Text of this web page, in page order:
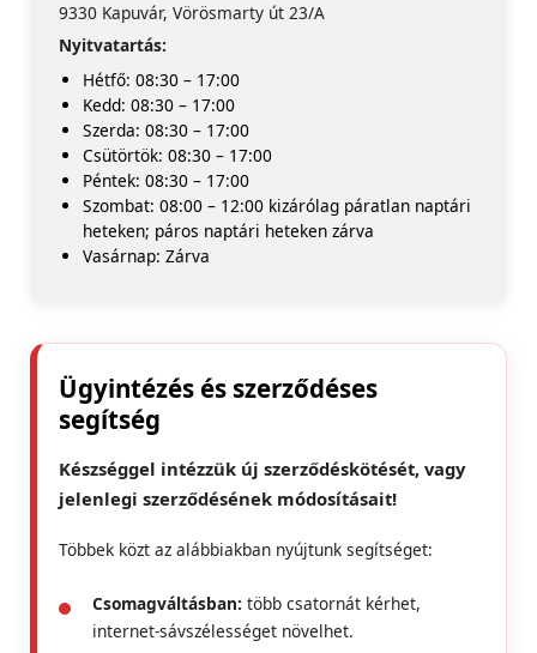
9330 Kapuvár, Vörösmarty út 23/A
Nyitvatartás:
Hétfő: 08:30 – 17:00
Kedd: 08:30 – 17:00
Szerda: 08:30 – 17:00
Csütörtök: 08:30 – 17:00
Péntek: 08:30 – 17:00
Szombat: 08:00 – 12:00 kizárólag páratlan naptári
heteken; páros naptári heteken zárva
Vasárnap: Zárva
Ügyintézés és szerződéses
segítség
Készséggel intézzük új szerződéskötését, vagy
jelenlegi szerződésének módosításait!
Többek közt az alábbiakban nyújtunk segítséget:
Csomagváltásban: több csatornát kérhet,
internet-sávszélességet növelhet.